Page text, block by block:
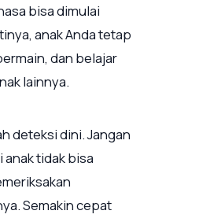
bisa dimulai
anak Anda tetap
dan belajar
lainnya.
deteksi dini. Jangan
tidak bisa
Semakin cepat